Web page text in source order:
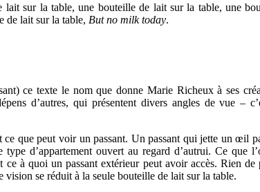
sur la table, une bouteille de lait sur la table, une
de lait sur la table, But no milk today.
ce texte le nom que donne Marie Richeux à ses
d’autres, qui présentent divers angles de vue –
ce que peut voir un passant. Un passant qui jette un œil
type d’appartement ouvert au regard d’autrui. Ce que
à quoi un passant extérieur peut avoir accès. Rien de
vision se réduit à la seule bouteille de lait sur la table.